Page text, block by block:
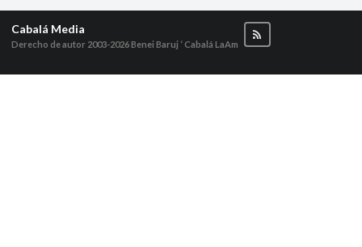
Cabalá Media
Derecho de autor 2003-2026Benei Baruj ‘ Cabalá LaAm